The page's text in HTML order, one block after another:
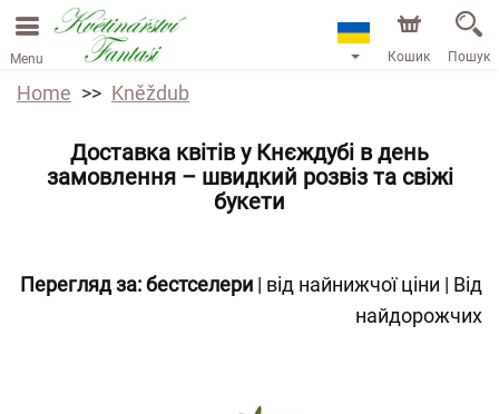
Menu Кошик Пошук
Home Kněždub
Доставка квітів у Кнєждубі в день
замовлення – швидкий розвіз та свіжі
букети
Перегляд за:бестселери | від найнижчої ціни | Від
найдорожчих